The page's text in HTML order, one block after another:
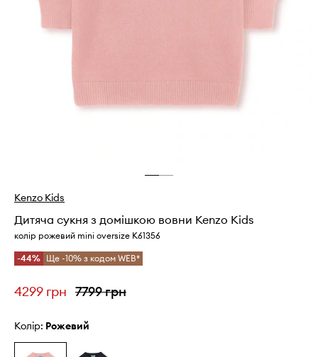
Kenzo Kids
Дитяча сукня з домішкою вовни Kenzo Kids
колір рожевий mini oversize K61356
-44% Ще -10% з кодом WEB*
4299 грн 7799 грн
Колір: рожевий